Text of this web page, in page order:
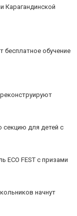
Карагандинской
бесплатное обучение
секцию для детей с
ECO FEST с призами
начнут